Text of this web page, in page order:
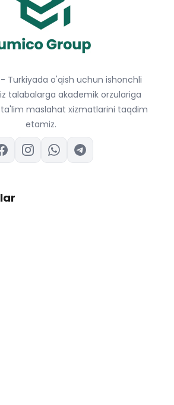
Turkiyada o'qish uchun ishonchli
talabalarga akademik orzulariga
maslahat xizmatlarini taqdim
etamiz.